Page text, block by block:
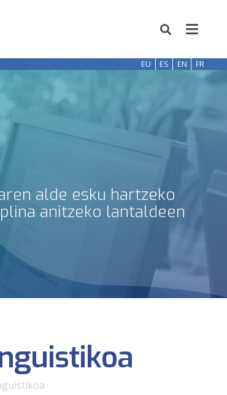
EU ES EN FR
alde esku hartzeko
anitzeko lantaldeen